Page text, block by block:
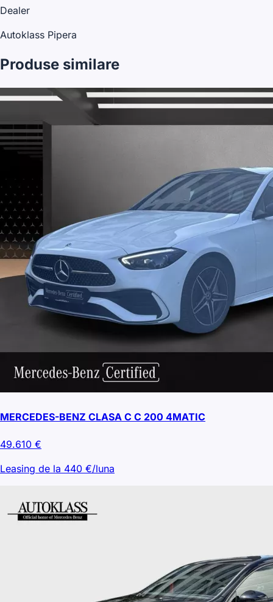
Dealer
Autoklass Pipera
Produse similare
MERCEDES-BENZ CLASA C C 200 4MATIC
49.610 €
Leasing de la 440 €/luna